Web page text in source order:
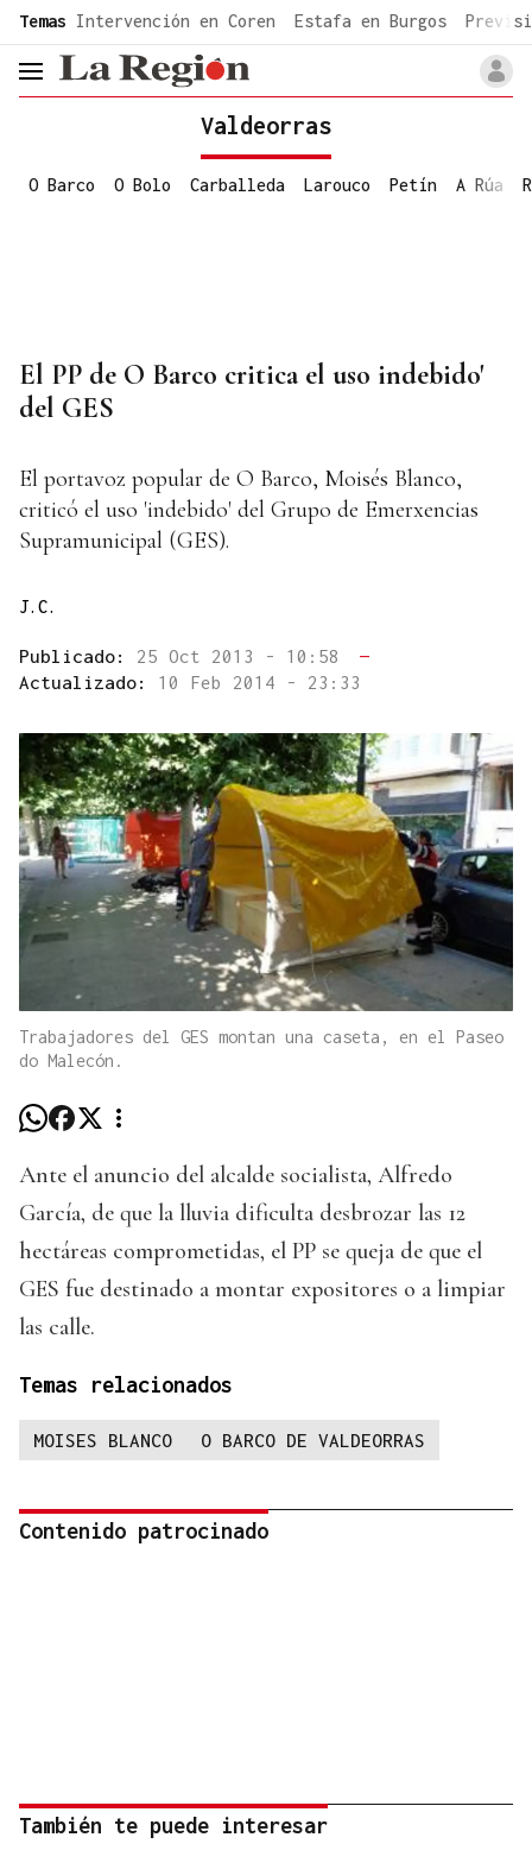
common.go-to-content
Temas Intervención en Coren Estafa en Burgos
header.menu.open
Valdeorras
O Barco O Bolo Carballeda Larouco Petín A Rúa
El PP de O Barco critica el uso indebido'
del GES
El portavoz popular de O Barco, Moisés Blanco,
criticó el uso 'indebido' del Grupo de Emerxencias
Supramunicipal (GES).
J.C.
Publicado: 25 Oct 2013 - 10:58
—
Actualizado: 10 Feb 2014 - 23:33
Trabajadores del GES montan una caseta, en el Paseo
do Malecón.
Ante el anuncio del alcalde socialista, Alfredo
García, de que la lluvia dificulta desbrozar las 12
hectáreas comprometidas, el PP se queja de que el
GES fue destinado a montar expositores o a limpiar
las calle.
Temas relacionados
MOISES BLANCO O BARCO DE VALDEORRAS
Contenido patrocinado
También te puede interesar